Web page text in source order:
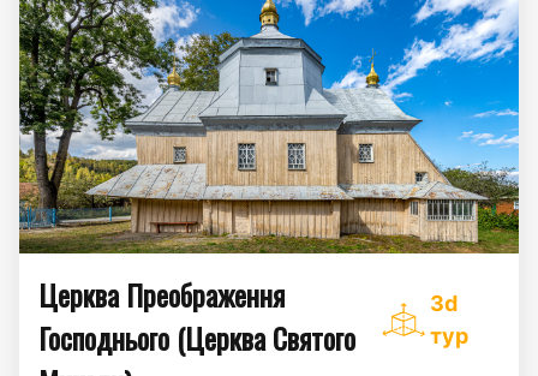
Церква Преображення
Господнього (Церква Святого
3d
тур